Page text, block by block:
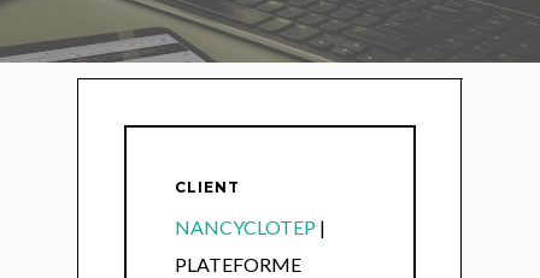
CLIENT
NANCYCLOTEP |
PLATEFORME